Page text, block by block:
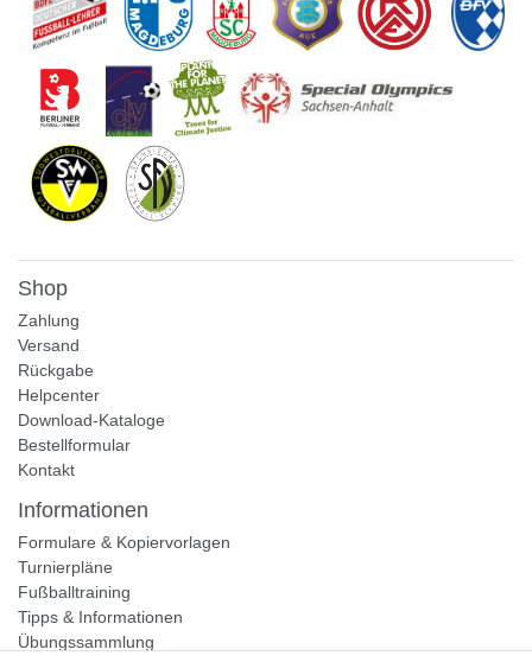
Shop
Zahlung
Versand
Rückgabe
Helpcenter
Download-Kataloge
Bestellformular
Kontakt
Informationen
Formulare & Kopiervorlagen
Turnierpläne
Fußballtraining
Tipps & Informationen
Übungssammlung